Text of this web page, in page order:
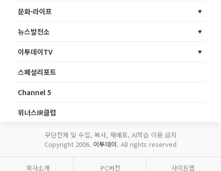
문화·라이프
뉴스발전소
이투데이TV
스페셜리포트
Channel 5
위너스IR클럽
무단전재 및 수집, 복사, 재배포, AI학습 이용 금지
Copyright 2006. 이투데이. All rights reserved
회사소개 PC버전 사이트맵